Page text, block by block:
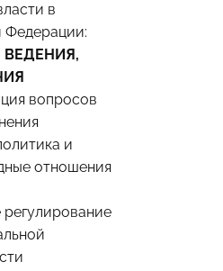
в
Федерации:
вопросов
и
отношения
регулирование